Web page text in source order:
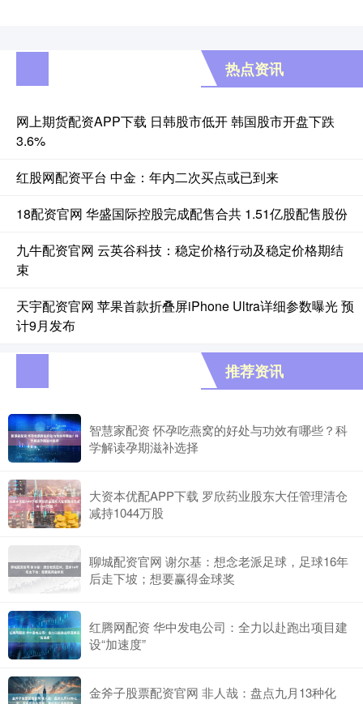
热点资讯
网上期货配资APP下载 日韩股市低开 韩国股市开盘下跌
3.6%
红股网配资平台 中金：年内二次买点或已到来
18配资官网 华盛国际控股完成配售合共 1.51亿股配售股份
九牛配资官网 云英谷科技：稳定价格行动及稳定价格期结
束
天宇配资官网 苹果首款折叠屏iPhone Ultra详细参数曝光 预
计9月发布
推荐资讯
智慧家配资 怀孕吃燕窝的好处与功效有哪些？科
学解读孕期滋补选择
大资本优配APP下载 罗欣药业股东大任管理清仓
减持1044万股
聊城配资官网 谢尔基：想念老派足球，足球16年
后走下坡；想要赢得金球奖
红腾网配资 华中发电公司：全力以赴跑出项目建
设“加速度”
金斧子股票配资官网 非人哉：盘点九月13种化